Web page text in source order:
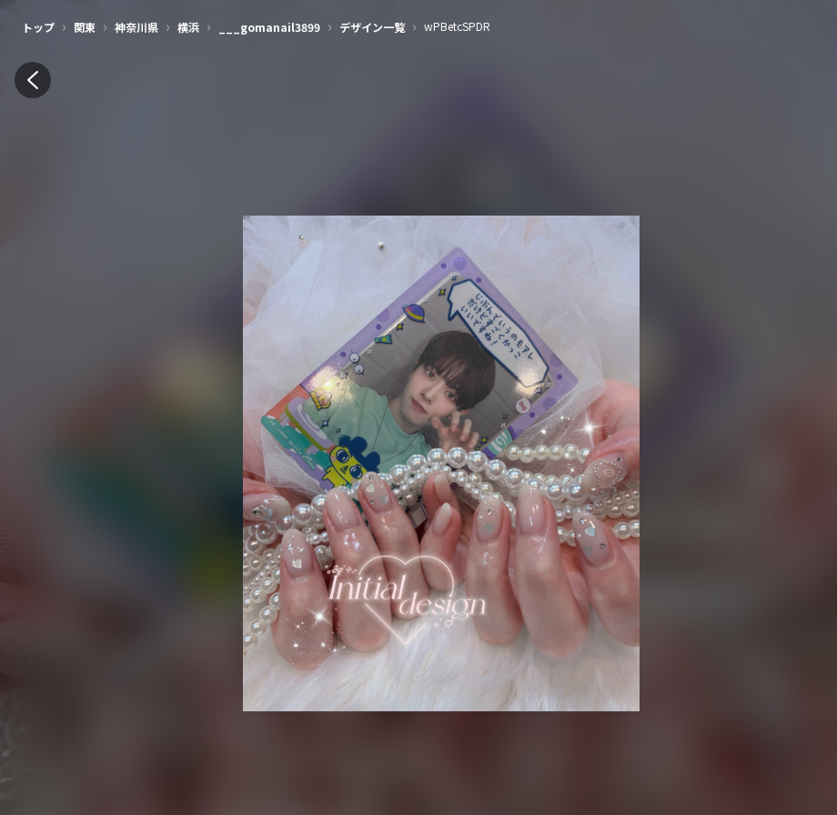
トップ › 関東 › 神奈川県 › 横浜 › ___gomanail3899 › デザイン一覧 › wPBetcSPDR